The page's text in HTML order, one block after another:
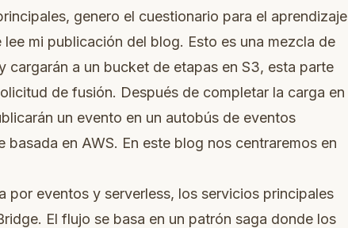
genero el cuestionario para el aprendizaje
mi publicación del blog. Esto es una mezcla de
cargarán a un bucket de etapas en S3, esta parte
de fusión. Después de completar la carga en
un evento en un autobús de eventos
en AWS. En este blog nos centraremos en
por eventos y serverless, los servicios principales
El flujo se basa en un patrón saga donde los